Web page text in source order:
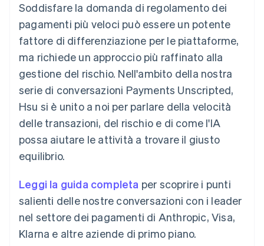
Prevenzione delle frodi
Atlas
Costituzione di start-up
Climate
Rimozione del carbonio
Verifica online dell'identità
Stripe Sessions 2026
Guarda ora
Partner
Stripe App Marketplace
Soddisfare la domanda di regolamento dei
pagamenti più veloci può essere un potente
fattore di differenziazione per le piattaforme,
ma richiede un approccio più raffinato alla
gestione del rischio. Nell'ambito della nostra
serie di conversazioni Payments Unscripted,
Hsu si è unito a noi per parlare della velocità
delle transazioni, del rischio e di come l'IA
possa aiutare le attività a trovare il giusto
equilibrio.
Leggi la guida completa per scoprire i punti
salienti delle nostre conversazioni con i leader
nel settore dei pagamenti di Anthropic, Visa,
Klarna e altre aziende di primo piano.